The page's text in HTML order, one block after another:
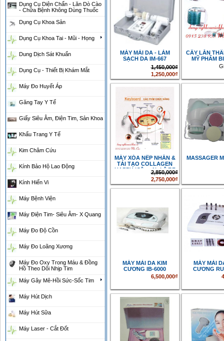
MÁY MÀI DA - LÀM
SẠCH DA IM-667
1,450,000₫
1,250,000₫
CÂY LĂN
MỸ PHẨM
MÁY XÓA NẾP NHĂN &
TÁI TẠO COLLAGEN
HAPPY (Công Nghệ RF
của CHLB Đức))
2,850,000₫
2,750,000₫
MASSAGER
MÁY MÀI DA KIM
CƯƠNG IB-6000
6,500,000₫
MÁY MÀI
CƯƠNG
Dụng Cụ Diện Chẩn - Lăn Dò Cào
- Chữa Bệnh Không Dùng Thuốc
Dụng Cụ Khoa Sản
Dụng Cụ Khoa Tai - Mũi - Họng
Dung Dịch Sát Khuẩn
Dụng Cụ - Thiết Bị Khám Mắt
Máy Đo Huyết Áp
Găng Tay Y Tế
Giấy Siêu Âm, Điện Tim, Sản Khoa
Khẩu Trang Y Tế
Kim Châm Cứu
Kính Bảo Hộ Lao Động
Kính Hiển Vi
Máy Bệnh Viện
Máy Điện Tim- Siêu Âm- X Quang
Máy Đo Độ Cồn
Máy Đo Loãng Xương
Máy Đo Oxy Trong Máu & Đồng
Hồ Theo Dõi Nhịp Tim
Máy Gây Mê-Hồi Sức-Sốc Tim
Máy Hút Dịch
Máy Hút Sữa
Máy Laser - Cắt Đốt